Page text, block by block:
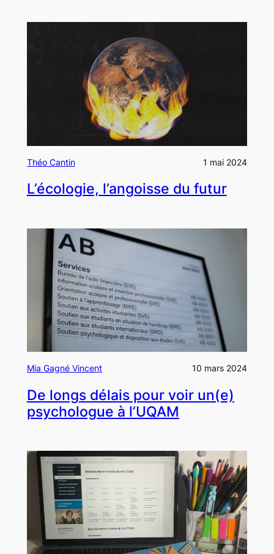
Théo Cantin 1 mai 2024
L’écologie, l’angoisse du futur
Mia Gagné Vincent 10 mars 2024
De longs délais pour voir un(e)
psychologue à l’UQAM